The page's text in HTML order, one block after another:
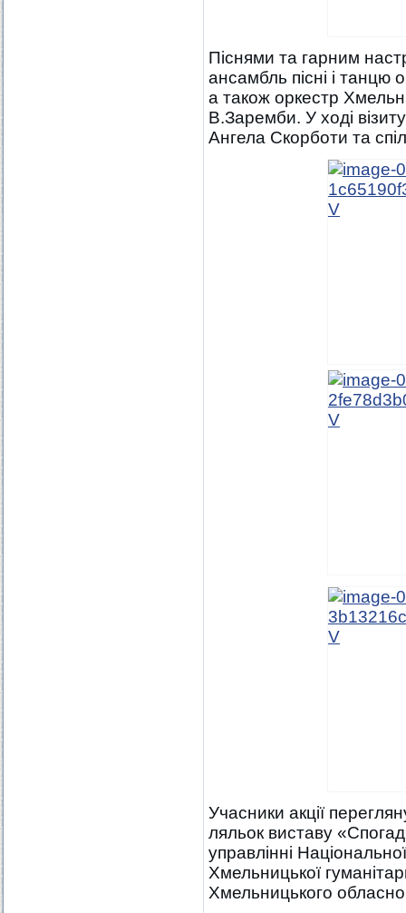
Піснями та гарним
ансамбль пісні і танцю
а також оркестр
В.Заремби. У ході
Ангела Скорботи та
Учасники акції
ляльок виставу
управлінні
Хмельницької
Хмельницького